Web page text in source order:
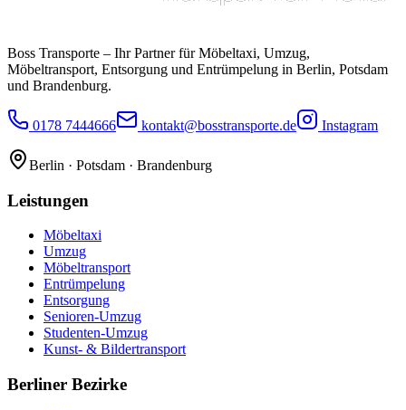
Boss Transporte – Ihr Partner für Möbeltaxi, Umzug,
Möbeltransport, Entsorgung und Entrümpelung in Berlin, Potsdam
und Brandenburg.
0178 7444666 kontakt@bosstransporte.de Instagram
Berlin · Potsdam · Brandenburg
Leistungen
Möbeltaxi
Umzug
Möbeltransport
Entrümpelung
Entsorgung
Senioren-Umzug
Studenten-Umzug
Kunst- & Bildertransport
Berliner Bezirke